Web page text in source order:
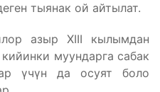
тыянак ой айтылат.
азыр XIII кылымдан
муундарга сабак
үчүн да осуят боло